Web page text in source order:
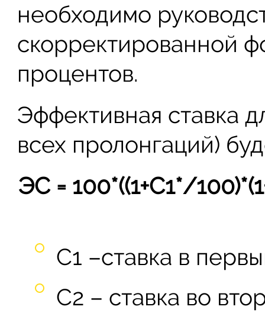
необходимо
скорректированной
процентов.
Эффективная ставка
всех пролонгаций)
ЭС = 100*((1+С1*/
C1 –ставка в
С2 – ставка во